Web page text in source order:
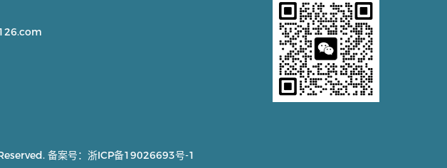
备案号： 浙ICP备19026693号-1